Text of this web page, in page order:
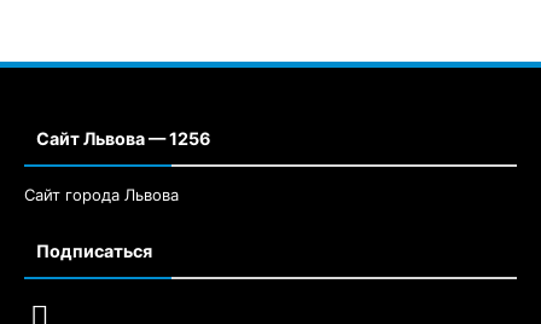
Сайт Львова — 1256
Сайт города Львова
Подписаться